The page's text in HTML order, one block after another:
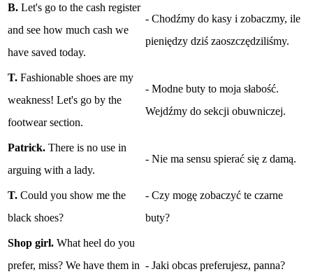
B. Let's go to the cash register
and see how much cash we
have saved today.
- Chodźmy do kasy i zobaczmy, ile
pieniędzy dziś zaoszczędziliśmy.
T. Fashionable shoes are my
weakness! Let's go by the
footwear section.
- Modne buty to moja słabość.
Wejdźmy do sekcji obuwniczej.
Patrick. There is no use in
arguing with a lady.
- Nie ma sensu spierać się z damą.
T. Could you show me the
black shoes?
- Czy mogę zobaczyć te czarne
buty?
Shop girl. What heel do you
prefer, miss? We have them in - Jaki obcas preferujesz, panna?